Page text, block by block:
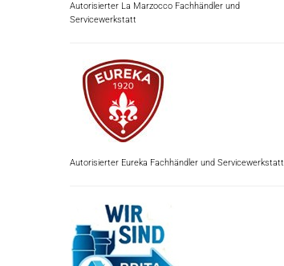
Autorisierter La Marzocco Fachhändler und
Servicewerkstatt
Autorisierter Eureka Fachhändler und Servicewerkstatt